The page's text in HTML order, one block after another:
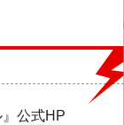
公式HP